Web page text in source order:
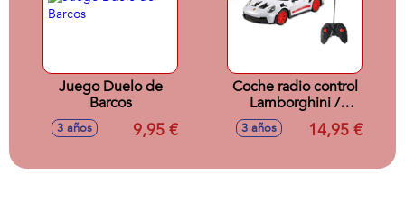
Juego Duelo de
Barcos
3 años 9,95 €
Coche radio control
Lamborghini /
Porsche 911 /
Aston Martin escala
surtidos
3 años 14,95 €